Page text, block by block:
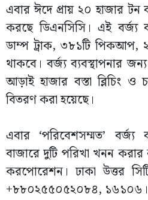
এবার ঈদে প্রায় ২০ হাজার টন
করছে ডিএনসিসি। এই বর্জ্য
ডাম্প ট্রাক, ৩৮১টি পিকআপ,
থাকবে। বর্জ্য ব্যবস্থাপনার
আড়াই হাজার বস্তা ব্লিচিং ও
বিতরণ করা হয়েছে।
এবার ‘পরিবেশসম্মত’
বাজারে দুটি পরিখা খনন করার
করপোরেশন। ঢাকা উত্তর
+৮৮০২৫৫০৫২০৮৪, ১৬১০৬।